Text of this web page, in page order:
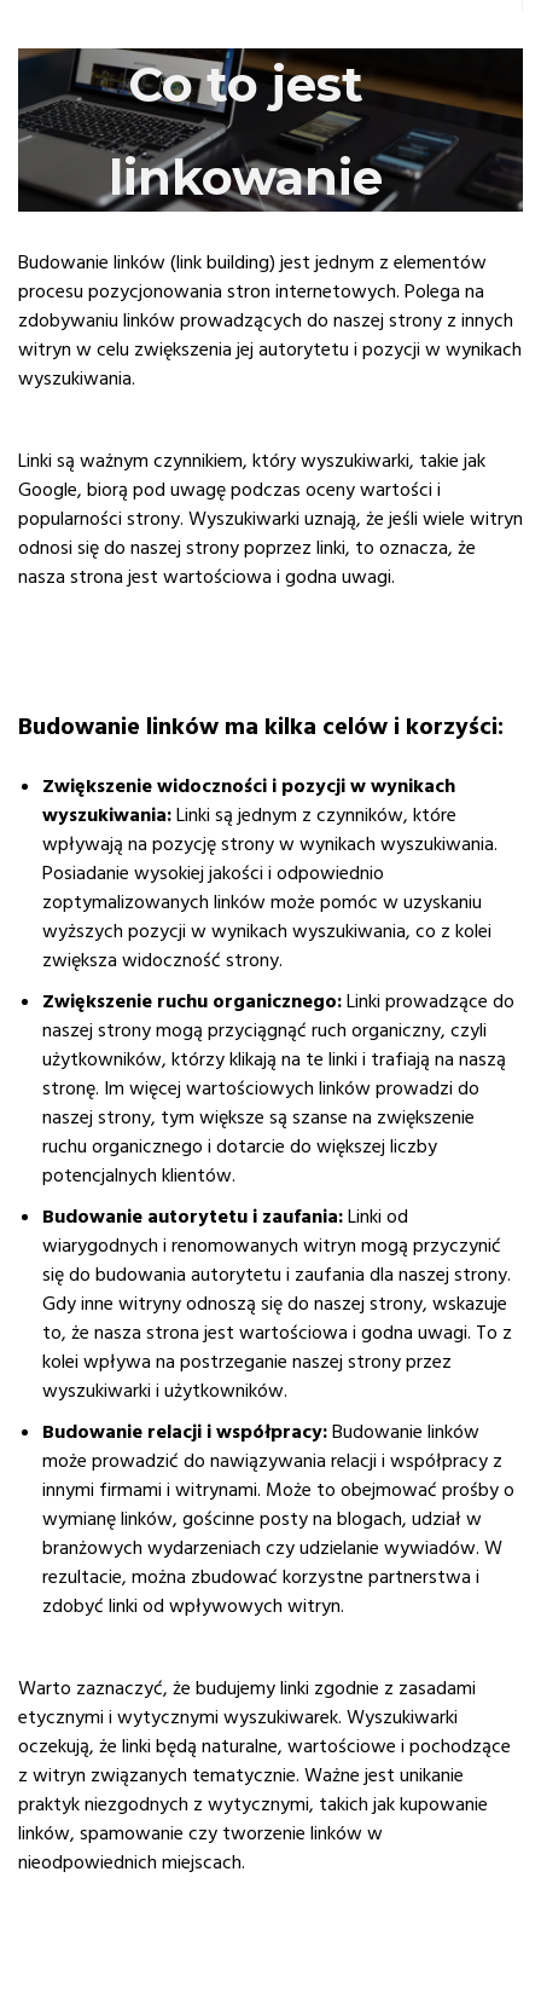
Co to jest
linkowanie
Budowanie linków (link building) jest jednym z elementów
procesu pozycjonowania stron internetowych. Polega na
zdobywaniu linków prowadzących do naszej strony z innych
witryn w celu zwiększenia jej autorytetu i pozycji w wynikach
wyszukiwania.
Linki są ważnym czynnikiem, który wyszukiwarki, takie jak
Google, biorą pod uwagę podczas oceny wartości i
popularności strony. Wyszukiwarki uznają, że jeśli wiele witryn
odnosi się do naszej strony poprzez linki, to oznacza, że
nasza strona jest wartościowa i godna uwagi.
Budowanie linków ma kilka celów i korzyści:
Zwiększenie widoczności i pozycji w wynikach
wyszukiwania:Linki są jednym z czynników, które
wpływają na pozycję strony w wynikach wyszukiwania.
Posiadanie wysokiej jakości i odpowiednio
zoptymalizowanych linków może pomóc w uzyskaniu
wyższych pozycji w wynikach wyszukiwania, co z kolei
zwiększa widoczność strony.
Zwiększenie ruchu organicznego:Linki prowadzące do
naszej strony mogą przyciągnąć ruch organiczny, czyli
użytkowników, którzy klikają na te linki i trafiają na naszą
stronę. Im więcej wartościowych linków prowadzi do
naszej strony, tym większe są szanse na zwiększenie
ruchu organicznego i dotarcie do większej liczby
potencjalnych klientów.
Budowanie autorytetu i zaufania:Linki od
wiarygodnych i renomowanych witryn mogą przyczynić
się do budowania autorytetu i zaufania dla naszej strony.
Gdy inne witryny odnoszą się do naszej strony, wskazuje
to, że nasza strona jest wartościowa i godna uwagi. To z
kolei wpływa na postrzeganie naszej strony przez
wyszukiwarki i użytkowników.
Budowanie relacji i współpracy:Budowanie linków
może prowadzić do nawiązywania relacji i współpracy z
innymi firmami i witrynami. Może to obejmować prośby o
wymianę linków, gościnne posty na blogach, udział w
branżowych wydarzeniach czy udzielanie wywiadów. W
rezultacie, można zbudować korzystne partnerstwa i
zdobyć linki od wpływowych witryn.
Warto zaznaczyć, że budujemy linki zgodnie z zasadami
etycznymi i wytycznymi wyszukiwarek. Wyszukiwarki
oczekują, że linki będą naturalne, wartościowe i pochodzące
z witryn związanych tematycznie. Ważne jest unikanie
praktyk niezgodnych z wytycznymi, takich jak kupowanie
linków, spamowanie czy tworzenie linków w
nieodpowiednich miejscach.